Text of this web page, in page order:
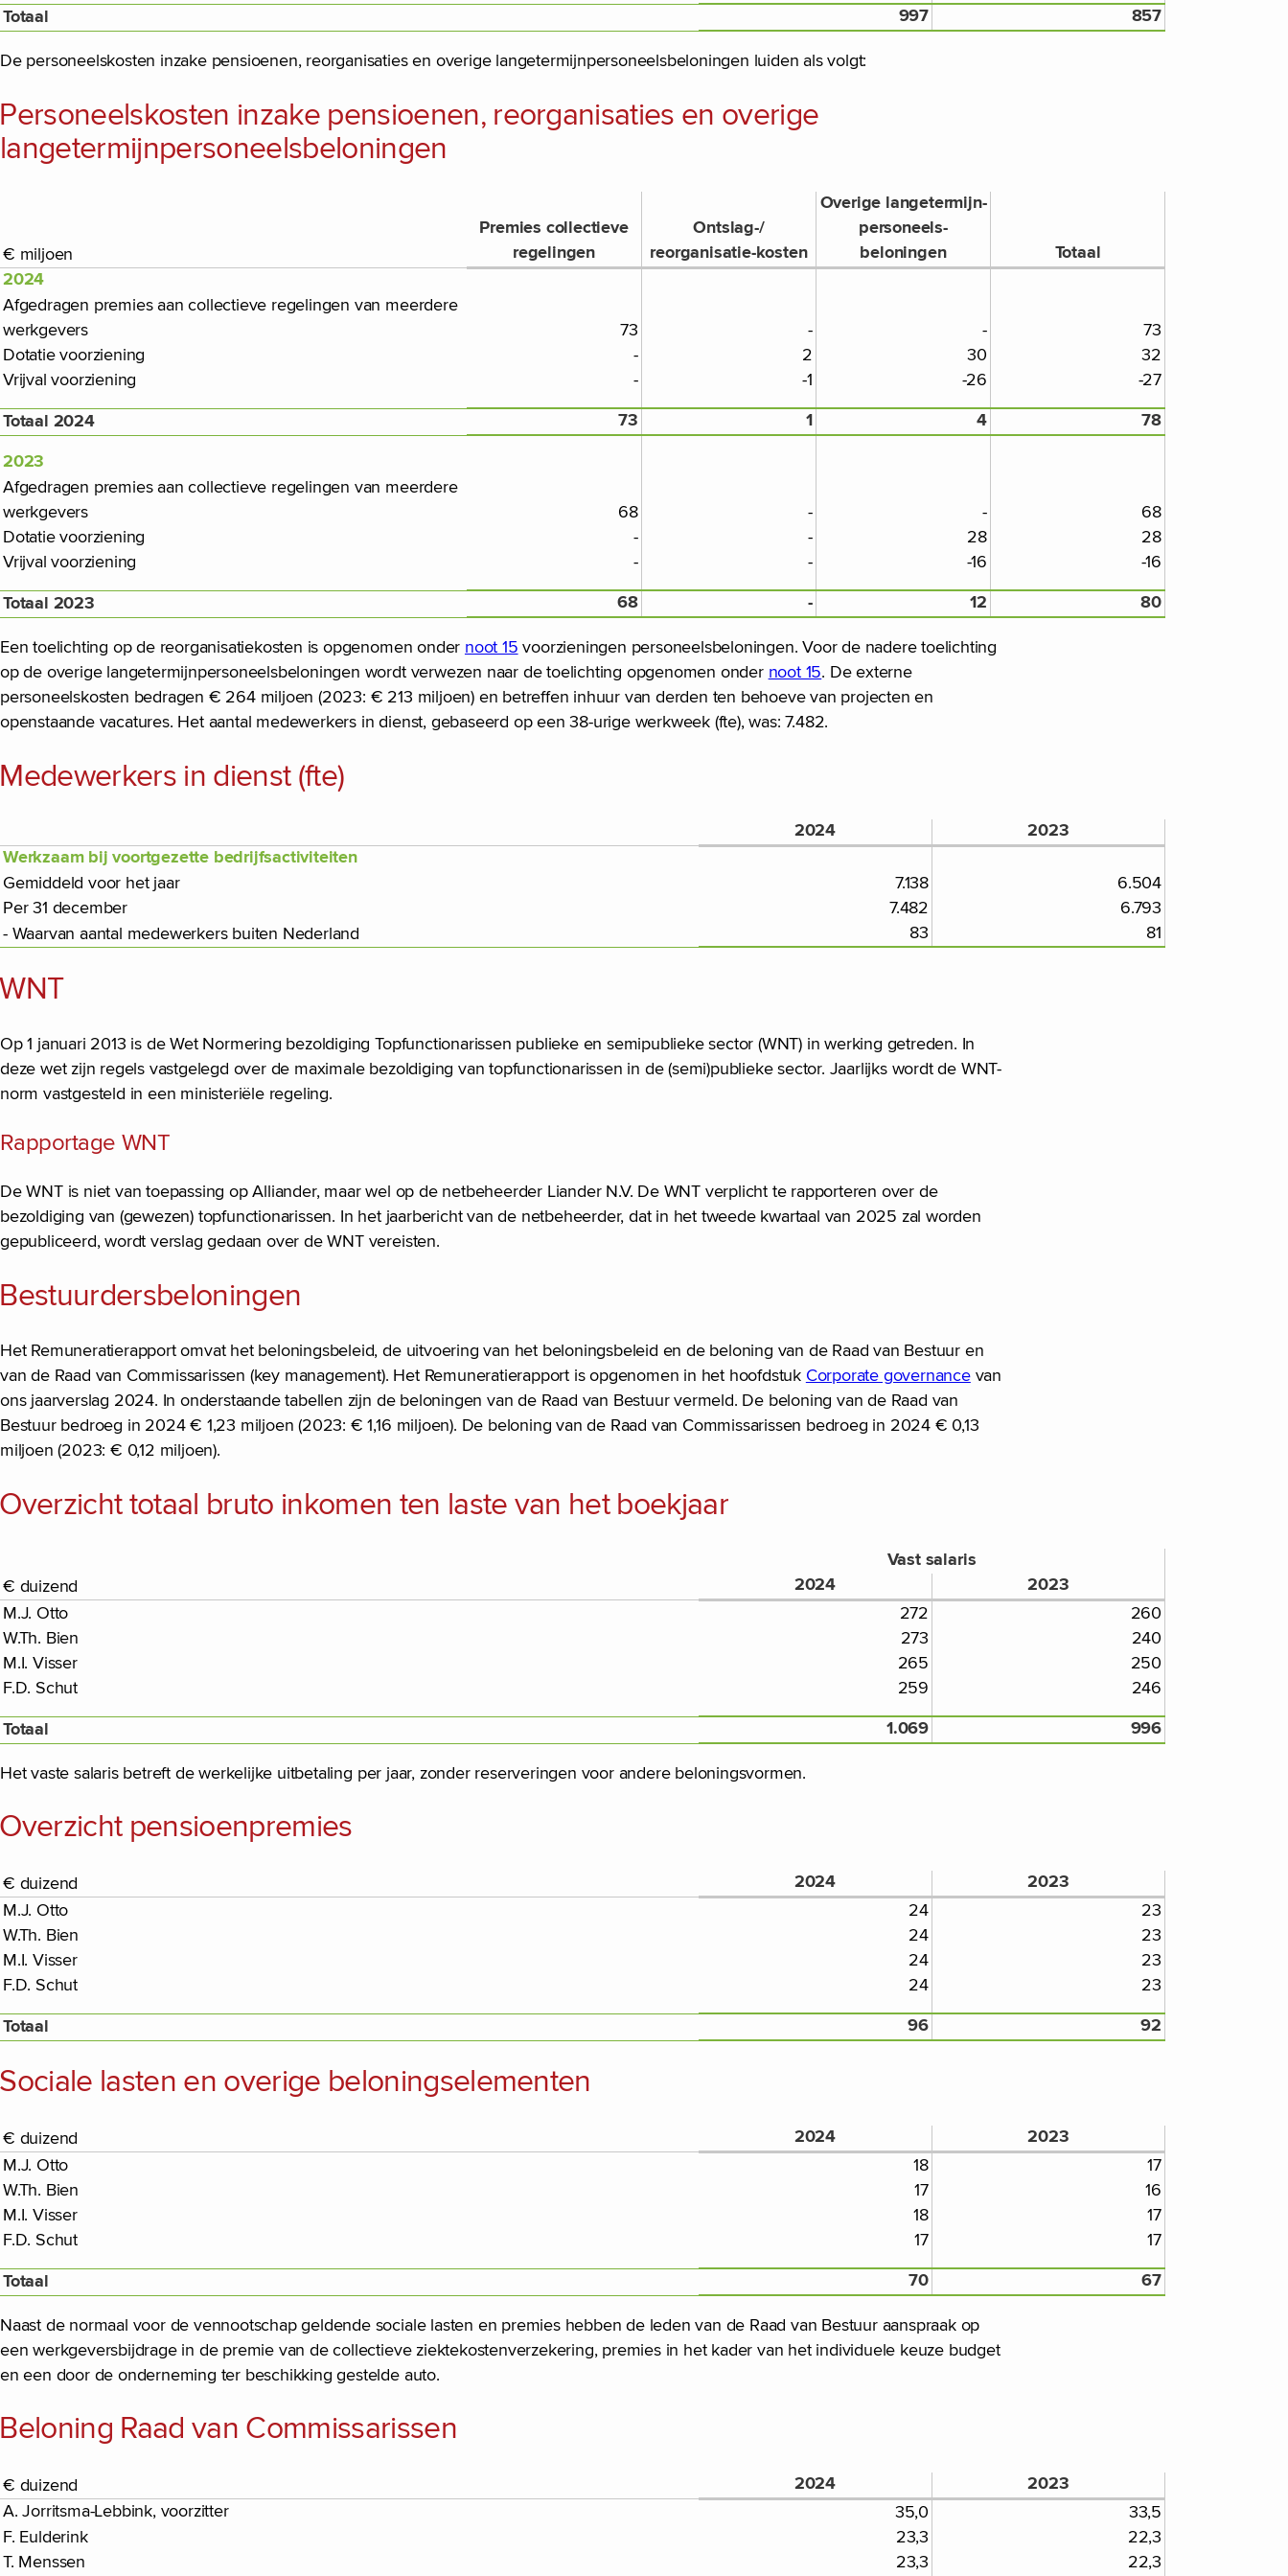
Totaal 997 857
De personeelskosten inzake pensioenen, reorganisaties en overige langetermijnpersoneelsbeloningen luiden als volgt:
Personeelskosten inzake pensioenen, reorganisaties en overige
langetermijnpersoneelsbeloningen
€ miljoen
Premies collectieve
regelingen
Ontslag-/
reorganisatie-kosten
Overige langetermijn-
personeels-
beloningen
Totaal
2024
Afgedragen premies aan collectieve regelingen van meerdere
werkgevers
73 - -
73
Dotatie voorziening
- 2 30
32
Vrijval voorziening
- -1 -26 -27
Totaal 2024 73 1 4
78
2023
Afgedragen premies aan collectieve regelingen van meerdere
werkgevers
68 - -
68
Dotatie voorziening
- - 28
28
Vrijval voorziening
- - -16 -16
Totaal 2023 68 - 12 80
Een toelichting op de reorganisatiekosten is opgenomen onder noot 15 voorzieningen personeelsbeloningen. Voor de nadere toelichting
op de overige langetermijnpersoneelsbeloningen wordt verwezen naar de toelichting opgenomen onder noot 15. De externe
personeelskosten bedragen € 264 miljoen (2023: € 213 miljoen) en betreffen inhuur van derden ten behoeve van projecten en
openstaande vacatures. Het aantal medewerkers in dienst, gebaseerd op een 38-urige werkweek (fte), was: 7.482.
Medewerkers in dienst (fte)
2024
2023
Werkzaam bij voortgezette bedrijfsactiviteiten
Gemiddeld voor het jaar 7.138
6.504
Per 31 december
7.482
6.793
- Waarvan aantal medewerkers buiten Nederland
83 81
WNT
Op 1 januari 2013 is de Wet Normering bezoldiging Topfunctionarissen publieke en semipublieke sector (WNT) in werking getreden. In
deze wet zijn regels vastgelegd over de maximale bezoldiging van topfunctionarissen in de (semi)publieke sector. Jaarlijks wordt de WNT-
norm vastgesteld in een ministeriële regeling.
Rapportage WNT
De WNT is niet van toepassing op Alliander, maar wel op de netbeheerder Liander N.V. De WNT verplicht te rapporteren over de
bezoldiging van (gewezen) topfunctionarissen. In het jaarbericht van de netbeheerder, dat in het tweede kwartaal van 2025 zal worden
gepubliceerd, wordt verslag gedaan over de WNT vereisten.
Bestuurdersbeloningen
Het Remuneratierapport omvat het beloningsbeleid, de uitvoering van het beloningsbeleid en de beloning van de Raad van Bestuur en
van de Raad van Commissarissen (key management). Het Remuneratierapport is opgenomen in het hoofdstukCorporate governancevan
ons jaarverslag 2024. In onderstaande tabellen zijn de beloningen van de Raad van Bestuur vermeld. De beloning van de Raad van
Bestuur bedroeg in 2024 € 1,23 miljoen (2023: € 1,16 miljoen). De beloning van de Raad van Commissarissen bedroeg in 2024 € 0,13
miljoen (2023: € 0,12 miljoen).
Overzicht totaal bruto inkomen ten laste van het boekjaar
Vast salaris
€ duizend 2024 2023
M.J. Otto 272
260
W.Th. Bien
273
240
M.I. Visser
265
250
F.D. Schut
259 246
Totaal 1.069 996
Het vaste salaris betreft de werkelijke uitbetaling per jaar, zonder reserveringen voor andere beloningsvormen.
Overzicht pensioenpremies
€ duizend 2024 2023
M.J. Otto 24
23
W.Th. Bien
24
23
M.I. Visser
24
23
F.D. Schut
24 23
Totaal 96 92
Sociale lasten en overige beloningselementen
€ duizend 2024 2023
M.J. Otto 18
17
W.Th. Bien
17
16
M.I. Visser
18
17
F.D. Schut
17 17
Totaal 70 67
Naast de normaal voor de vennootschap geldende sociale lasten en premies hebben de leden van de Raad van Bestuur aanspraak op
een werkgeversbijdrage in de premie van de collectieve ziektekostenverzekering, premies in het kader van het individuele keuze budget
en een door de onderneming ter beschikking gestelde auto.
Beloning Raad van Commissarissen
€ duizend 2024 2023
A. Jorritsma-Lebbink, voorzitter 35,0
33,5
F. Eulderink
23,3
22,3
T. Menssen
23,3 22,3